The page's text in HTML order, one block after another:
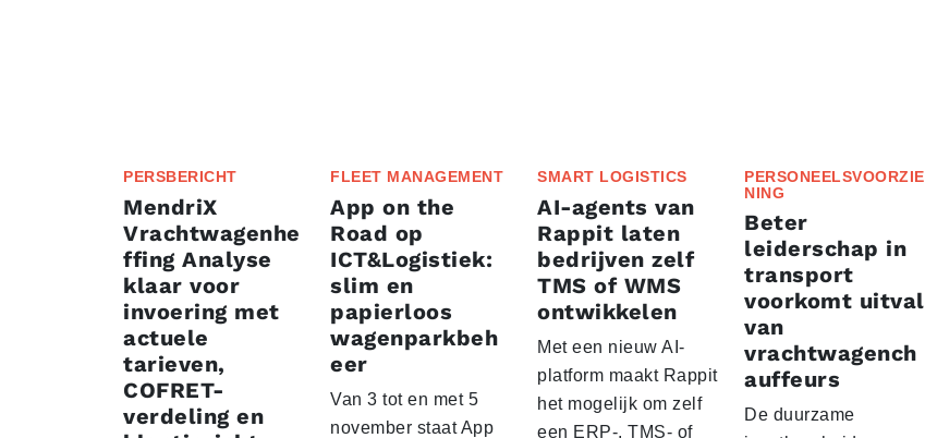
PERSBERICHT
MendriX
Vrachtwagenhe
ffing Analyse
klaar voor
invoering met
actuele
tarieven,
COFRET-
verdeling en
FLEET MANAGEMENT
App on the
Road op
ICT&Logistiek:
slim en
papierloos
wagenparkbeh
eer
Van 3 tot en met 5
november staat App
SMART LOGISTICS
AI-agents van
Rappit laten
bedrijven zelf
TMS of WMS
ontwikkelen
Met een nieuw AI-
platform maakt Rappit
het mogelijk om zelf
een ERP-, TMS- of
PERSONEELSVOORZIE
NING
Beter
leiderschap in
transport
voorkomt uitval
van
vrachtwagench
auffeurs
De duurzame